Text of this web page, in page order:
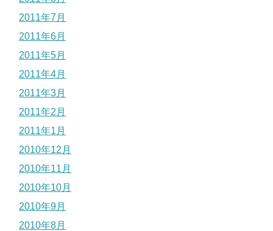
2011年7月
2011年6月
2011年5月
2011年4月
2011年3月
2011年2月
2011年1月
2010年12月
2010年11月
2010年10月
2010年9月
2010年8月